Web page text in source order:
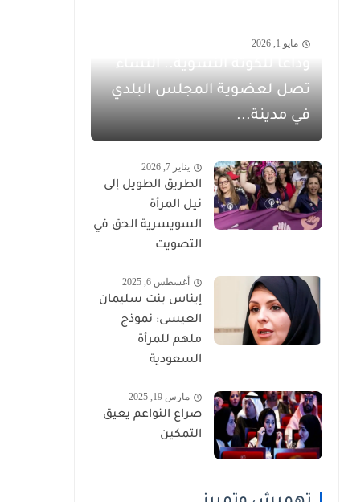
مايو 1, 2026
وداعاً للكوتة النسوية.. النساء
تصل لعضوية المجلس البلدي
في مدينة...
يناير 7, 2026
الطريق الطويل إلى
نيل المرأة
السويسرية الحق في
التصويت
أغسطس 6, 2025
إيناس بنت سليمان
العيسى: نموذج
ملهم للمرأة
السعودية
مارس 19, 2025
صراع النواعم يعيق
التمكين